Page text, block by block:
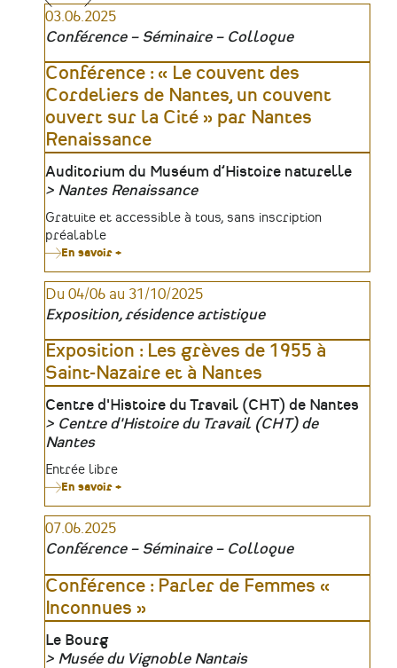
03.06.2025
Conférence – Séminaire – Colloque
Conférence : « Le couvent des
Cordeliers de Nantes, un couvent
ouvert sur la Cité » par Nantes
Renaissance
Lieu
Auditorium du Muséum d’Histoire naturelle
Organisateur
Nantes Renaissance
Tarifs
Gratuite et accessible à tous, sans inscription
préalable
En savoir +
:
«
couvent
Cordeliers
de
Nantes,
un
couvent
ouvert
sur
Renaissance
Du 04/06 au 31/10/2025
Exposition, résidence artistique
Exposition : Les grèves de 1955 à
Saint-Nazaire et à Nantes
Lieu
Centre d'Histoire du Travail (CHT) de Nantes
Organisateur
Centre d'Histoire du Travail (CHT) de
Nantes
Tarifs
Entrée libre
En savoir +
:
grèves
de
à
Saint-
Nazaire
et
07.06.2025
Conférence – Séminaire – Colloque
Conférence : Parler de Femmes «
Inconnues »
Lieu
Le Bourg
Musée du Vignoble Nantais